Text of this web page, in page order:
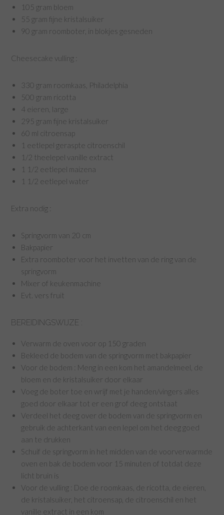
105 gram bloem
55 gram fijne kristalsuiker
90 gram roomboter, in blokjes gesneden
Cheesecake vulling :
330 gram roomkaas, Philadelphia
500 gram ricotta
4 eieren, large
295 gram fijne kristalsuiker
60 ml citroensap
1 eetlepel geraspte citroenschil
1/2 theelepel vanille extract
1 1/2 eetlepel maizena
1 1/2 eetlepel water
Extra nodig :
Springvorm van 20 cm
Bakpapier
Extra roomboter voor het invetten van de ring van de
springvorm
Mixer of keukenmachine
Evt. vers fruit
BEREIDINGSWIJZE :
Verwarm de oven voor op 150 graden
Bekleed de bodem van de springvorm met bakpapier
Voor de bodem : Meng in een kom het amandelmeel, de
bloem en de kristalsuiker door elkaar
Voeg de boter toe en wrijf met je handen/vingers alles
goed door elkaar tot er een grof deeg ontstaat
Verdeel het deeg over de bodem van de springvorm en
gebruik de achterkant van een lepel om het deeg goed
aan te drukken
Schuif de springvorm in het midden van de voorverwarmde
oven en bak de bodem voor 15 minuten of totdat deze
licht bruin is
Voor de vulling : Doe de roomkaas, de ricotta, de eieren,
de kristalsuiker, het citroensap, de citroenschil en het
vanille extract in een kom